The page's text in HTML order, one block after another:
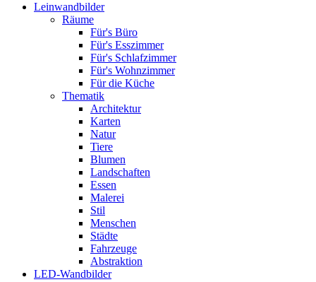
Leinwandbilder
Räume
Für's Büro
Für's Esszimmer
Für's Schlafzimmer
Für's Wohnzimmer
Für die Küche
Thematik
Architektur
Karten
Natur
Tiere
Blumen
Landschaften
Essen
Malerei
Stil
Menschen
Städte
Fahrzeuge
Abstraktion
LED-Wandbilder